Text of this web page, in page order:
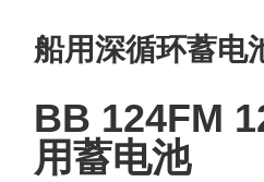
船用深循环蓄电
BB 124FM
用蓄电池